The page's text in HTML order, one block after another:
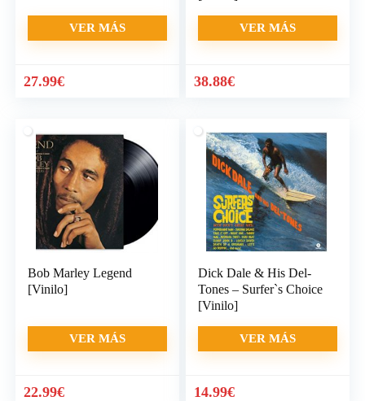
VER MÁS
27.99€
VER MÁS
38.88€
Bob Marley Legend
[Vinilo]
VER MÁS
22.99€
Dick Dale & His Del-
Tones – Surfer`s Choice
[Vinilo]
VER MÁS
14.99€